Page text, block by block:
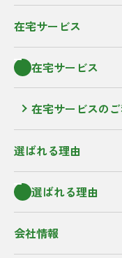
在宅サービス
在宅サービス
在宅サービスの
選ばれる理由
選ばれる理由
会社情報